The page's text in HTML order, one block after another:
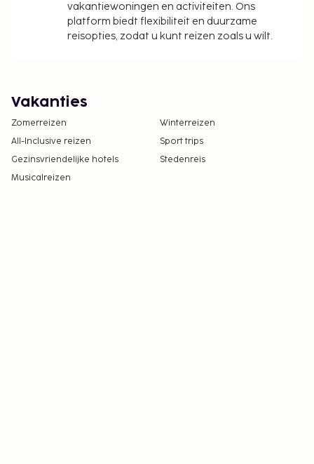
vakantiewoningen en activiteiten. Ons
platform biedt flexibiliteit en duurzame
reisopties, zodat u kunt reizen zoals u wilt.
Vakanties
Zomerreizen
Winterreizen
All-Inclusive reizen
Sport trips
Gezinsvriendelijke hotels
Stedenreis
Musicalreizen